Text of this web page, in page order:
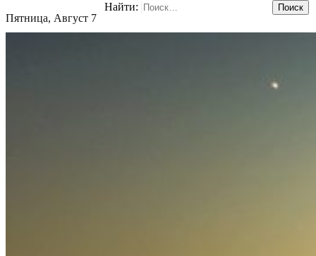
Пятница, Август 7
Найти: